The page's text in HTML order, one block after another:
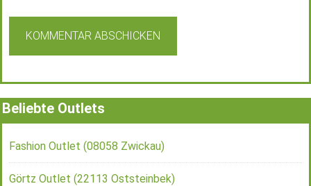
Beliebte Outlets
Fashion Outlet (08058 Zwickau)
Görtz Outlet (22113 Oststeinbek)